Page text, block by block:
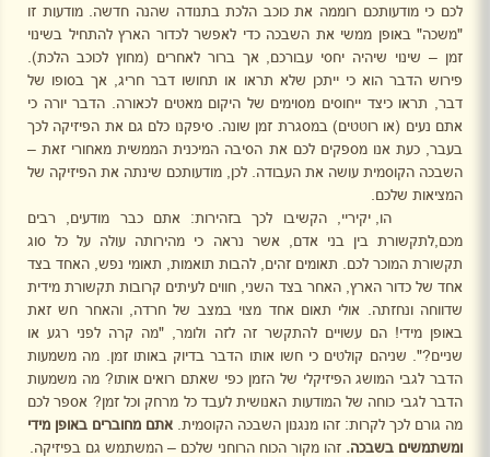
לכם כי מודעותכם רוממה את כוכב הלכת בתנודה שהנה חדשה. מודעות זו
"משכה" באופן ממשי את השבכה כדי לאפשר לכדור הארץ להתחיל בשינוי
זמן – שינוי שיהיה יחסי עבורכם, אך ברור לאחרים (מחוץ לכוכב הלכת).
פירוש הדבר הוא כי ייתכן שלא תראו או תחושו דבר חריג, אך בסופו של
דבר, תראו כיצד ייחוסים מסוימים של היקום מאטים לכאורה. הדבר יורה כי
אתם נעים (או רוטטים) במסגרת זמן שונה. סיפקנו כלם גם את הפיזיקה לכך
בעבר, כעת אנו מספקים לכם את הסיבה המיכנית הממשית מאחורי זאת –
השבכה הקוסמית עושה את העבודה. לכן, מודעותכם שינתה את הפיזיקה של
המציאות שלכם.
הו, יקיריי, הקשיבו לכך בזהירות: אתם כבר מודעים, רבים
מכם,לתקשורת בין בני אדם, אשר נראה כי מהירותה עולה על כל סוג
תקשורת המוכר לכם. תאומים זהים, להבות תואמות, תאומי נפש, האחד בצד
אחד של כדור הארץ, האחר בצד השני, חווים לעיתים קרובות תקשורת מידית
שדווחה ונחזתה. אולי תאום אחד מצוי במצב של חרדה, והאחר חש זאת
באופן מידי! הם עשויים להתקשר זה לזה ולומר, "מה קרה לפני רגע או
שניים?". שניהם קולטים כי חשו אותו הדבר בדיוק באותו זמן. מה משמעות
הדבר לגבי המושג הפיזיקלי של הזמן כפי שאתם רואים אותו? מה משמעות
הדבר לגבי כוחה של המודעות האנושית לעבד כל מרחק וכל זמן? אספר לכם
מה גורם לכך לקרות: זהו מנגנון השבכה הקוסמית. אתם מחוברים באופן מידי
ומשתמשים בשבכה. זהו מקור הכוח הרוחני שלכם – המשתמש גם בפיזיקה.